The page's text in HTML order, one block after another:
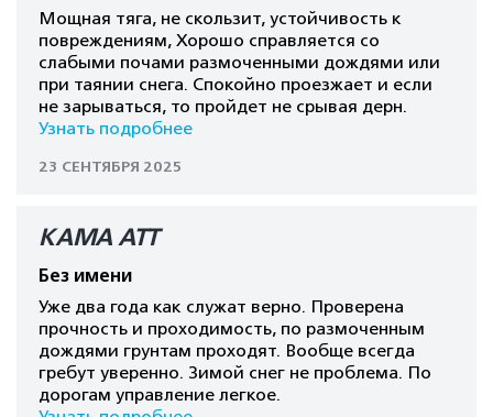
Мощная тяга, не скользит, устойчивость к
повреждениям, Хорошо справляется со
слабыми почами размоченными дождями или
при таянии снега. Спокойно проезжает и если
не зарываться, то пройдет не срывая дерн.
Узнать подробнее
23 СЕНТЯБРЯ 2025
КАМА АТТ
Без имени
Уже два года как служат верно. Проверена
прочность и проходимость, по размоченным
дождями грунтам проходят. Вообще всегда
гребут уверенно. Зимой снег не проблема. По
дорогам управление легкое.